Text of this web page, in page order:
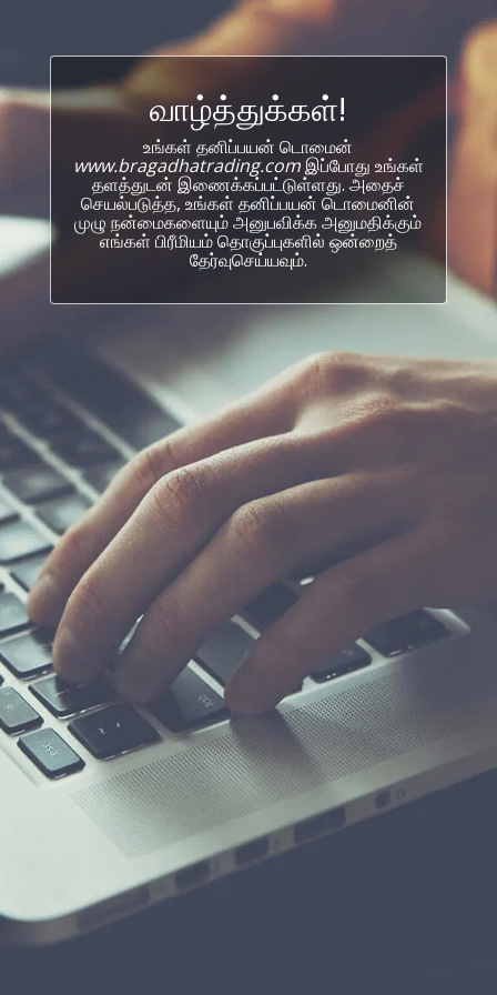
வாழ்த்துக்கள்!
உங்கள் தனிப்பயன் டொமைன்
www.bragadhatrading.comஇப்போது உங்கள்
தளத்துடன் இணைக்கப்பட்டுள்ளது. அதைச்
செயல்படுத்த, உங்கள் தனிப்பயன் டொமைனின்
முழு நன்மைகளையும் அனுபவிக்க அனுமதிக்கும்
எங்கள் பிரீமியம் தொகுப்புகளில் ஒன்றைத்
தேர்வுசெய்யவும்.